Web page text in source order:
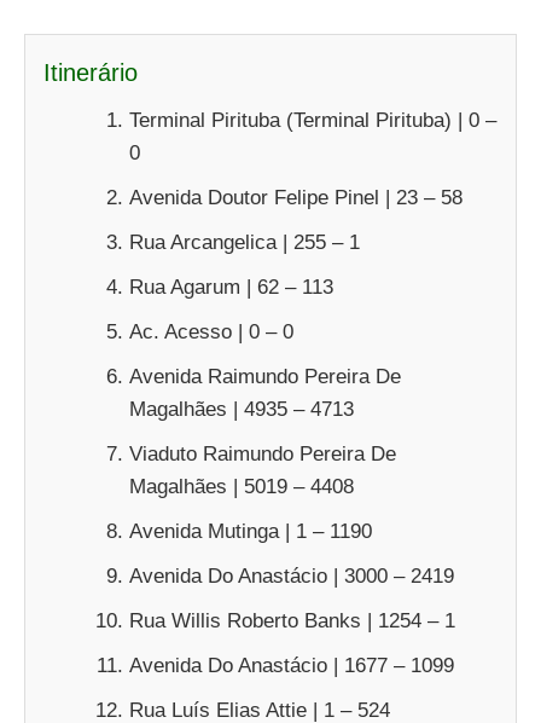
Itinerário
Terminal Pirituba (Terminal Pirituba) | 0 –
0
Avenida Doutor Felipe Pinel | 23 – 58
Rua Arcangelica | 255 – 1
Rua Agarum | 62 – 113
Ac. Acesso | 0 – 0
Avenida Raimundo Pereira De
Magalhães | 4935 – 4713
Viaduto Raimundo Pereira De
Magalhães | 5019 – 4408
Avenida Mutinga | 1 – 1190
Avenida Do Anastácio | 3000 – 2419
Rua Willis Roberto Banks | 1254 – 1
Avenida Do Anastácio | 1677 – 1099
Rua Luís Elias Attie | 1 – 524